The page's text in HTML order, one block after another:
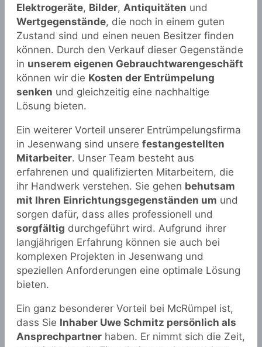
Elektrogeräte, Bilder, Antiquitäten und
Wertgegenstände, die noch in einem guten
Zustand sind und einen neuen Besitzer finden
können. Durch den Verkauf dieser Gegenstände
in unserem eigenen Gebrauchtwarengeschäft
können wir die Kosten der Entrümpelung
senken und gleichzeitig eine nachhaltige
Lösung bieten.
Ein weiterer Vorteil unserer Entrümpelungsfirma
in Jesenwang sind unsere festangestellten
Mitarbeiter. Unser Team besteht aus
erfahrenen und qualifizierten Mitarbeitern, die
ihr Handwerk verstehen. Sie gehen behutsam
mit Ihren Einrichtungsgegenständen um und
sorgen dafür, dass alles professionell und
sorgfältig durchgeführt wird. Aufgrund ihrer
langjährigen Erfahrung können sie auch bei
komplexen Projekten in Jesenwang und
speziellen Anforderungen eine optimale Lösung
bieten.
Ein ganz besonderer Vorteil bei McRümpel ist,
dass Sie Inhaber Uwe Schmitz persönlich als
Ansprechpartner haben. Er nimmt sich die Zeit,